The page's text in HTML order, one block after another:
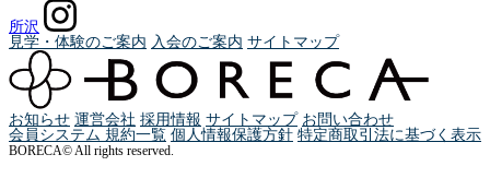
所沢
見学・体験のご案内 入会のご案内 サイトマップ
お知らせ 運営会社 採用情報 サイトマップ お問い合わせ
会員システム 規約一覧 個人情報保護方針 特定商取引法に基づく表示
BORECA© All rights reserved.